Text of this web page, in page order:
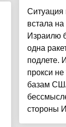
Ситуация
встала
Израилю
одна
подлете.
прокси
базам
стороны